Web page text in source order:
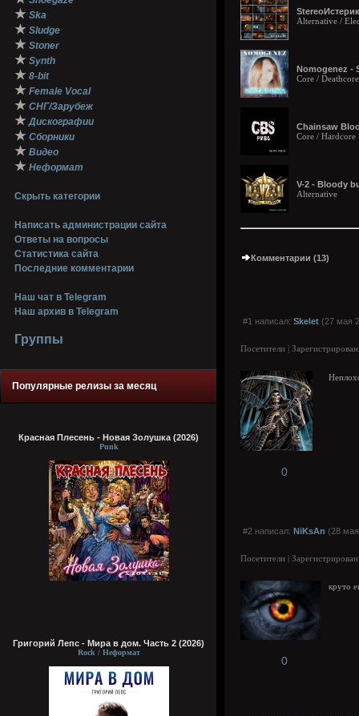
★ Ska
★ Sludge
★ Stoner
★ Synth
★ 8-bit
★ Female Vocal
★ СНГ/Зарубеж
★ Дискографии
★ Сборники
★ Видео
★ Неформат
Скрыть категории
Написать администрации сайта
Ответы на вопросы
Статистика сайта
Последние комментарии
Наш чат в Telegram
Наш архив в Telegram
Группы
Популярные релизы за месяц
Красная Плесень - Новая Золушка (2026)
Punk
Григорий Лепс - Мира в дом. Часть 2 (2026)
Rock / Неформат
Alternative /
Nomogenez -
Core / Deathcore
Chainsaw
Core / Hardcore
V-2 - Bloody
Alternative
Комментарии (13)
#1 написал: Skelet (27 мая
Посетители |
0
#2 написал: NiKsAn (28
Посетители |
круто
0